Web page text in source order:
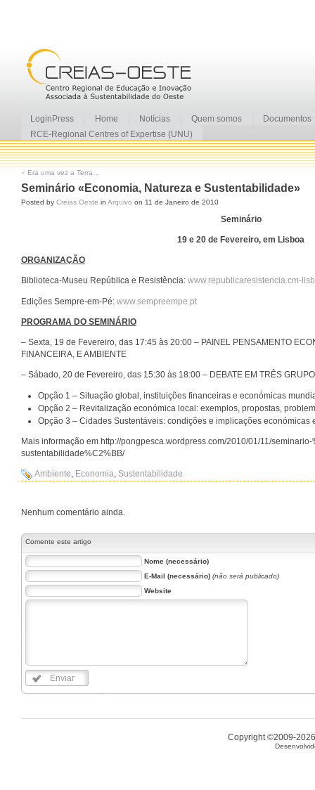
LoginPress Home Notícias Quem somos
Documentos
RCE-Regional Centres of Expertise (UNU)
« Era uma vez a Terra…
Seminário «Economia, Natureza e Sustentabilidade»
Posted by Creias Oeste in Arquivo on 11 de Janeiro de 2010
Seminário
19 e 20 de Fevereiro, em Lisboa
ORGANIZAÇÃO
Biblioteca-Museu República e Resistência: www.republicaresistencia.cm-
Edições Sempre-em-Pé: www.sempreempe.pt
PROGRAMA DO SEMINÁRIO
– Sexta, 19 de Fevereiro, das 17:45 às 20:00 – PAINEL PENSAMENTO
FINANCEIRA, E AMBIENTE
– Sábado, 20 de Fevereiro, das 15:30 às 18:00 – DEBATE EM TRÊS
Opção 1 – Situação global, instituições financeiras e económicas
Opção 2 – Revitalização económica local: exemplos, propostas,
Opção 3 – Cidades Sustentáveis: condições e implicações económicas
Mais informação em http://pongpesca.wordpress.com/2010/01/11/
sustentabilidade%C2%BB/
Ambiente, Economia, Sustentabilidade
Nenhum comentário ainda.
Comente este artigo
Nome (necessário)
E-Mail (necessário) (não será publicado)
Website
Enviar
Copyright ©2009-